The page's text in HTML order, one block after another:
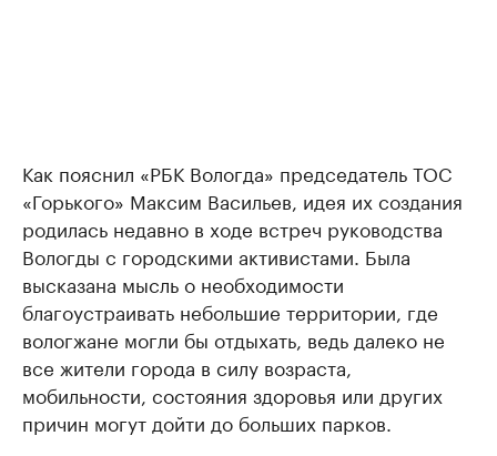
Как пояснил «РБК Вологда» председатель ТОС
«Горького» Максим Васильев, идея их создания
родилась недавно в ходе встреч руководства
Вологды с городскими активистами. Была
высказана мысль о необходимости
благоустраивать небольшие территории, где
вологжане могли бы отдыхать, ведь далеко не
все жители города в силу возраста,
мобильности, состояния здоровья или других
причин могут дойти до больших парков.